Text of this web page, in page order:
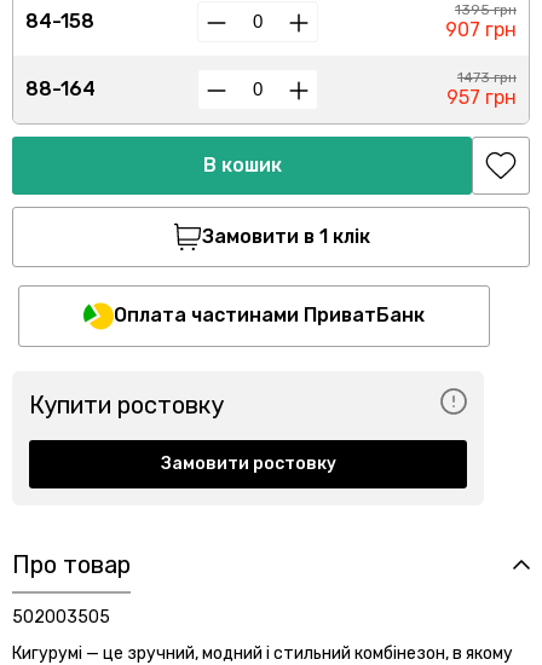
84-158
88-164
1395 грн
907 грн
1473 грн
957 грн
В кошик
Замовити в 1 клік
Оплата частинами ПриватБанк
Купити ростовку
Замовити ростовку
Про товар
502003505
Кигурумі — це зручний, модний і стильний комбінезон, в якому